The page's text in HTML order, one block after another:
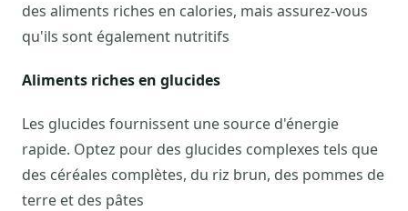
des aliments riches en calories, mais assurez-vous
qu'ils sont également nutritifs
Aliments riches en glucides
Les glucides fournissent une source d'énergie
rapide. Optez pour des glucides complexes tels que
des céréales complètes, du riz brun, des pommes de
terre et des pâtes